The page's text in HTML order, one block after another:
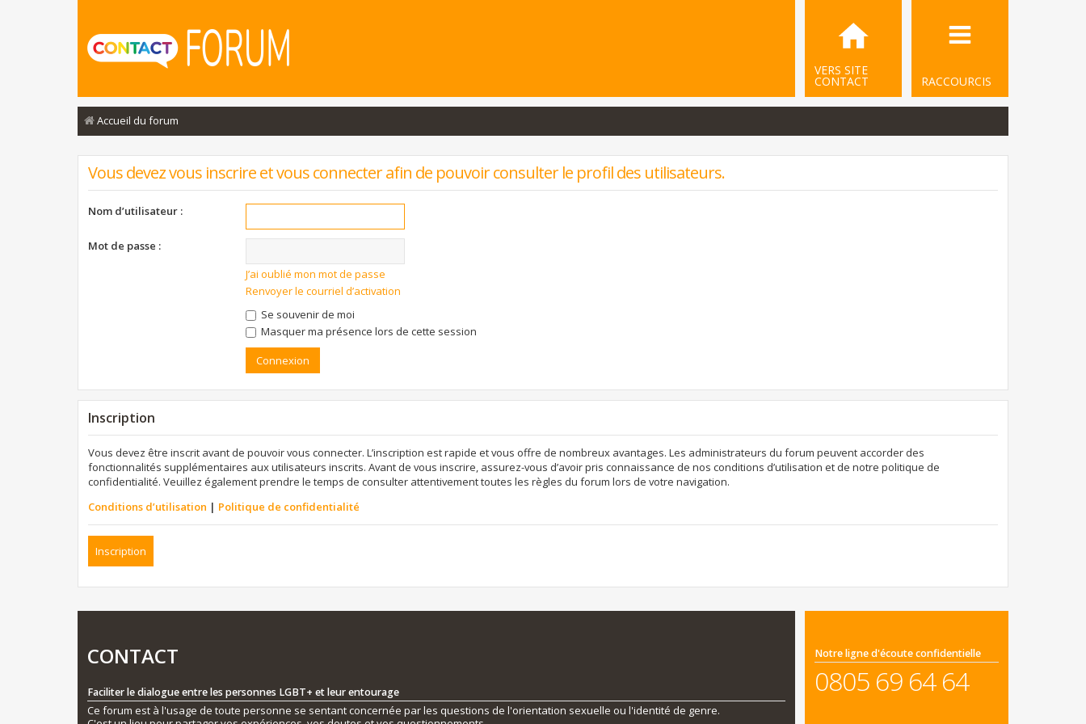
RACCOURCIS
VERS SITE
CONTACT
Accueil du forum
Vous devez vous inscrire et vous connecter afin de pouvoir consulter le profil des utilisateurs.
Nom d’utilisateur :
Mot de passe :
J’ai oublié mon mot de passe
Renvoyer le courriel d’activation
Se souvenir de moi
Masquer ma présence lors de cette session
Inscription
Vous devez être inscrit avant de pouvoir vous connecter. L’inscription est rapide et vous offre de nombreux avantages. Les administrateurs du forum peuvent accorder des
fonctionnalités supplémentaires aux utilisateurs inscrits. Avant de vous inscrire, assurez-vous d’avoir pris connaissance de nos conditions d’utilisation et de notre politique de
confidentialité. Veuillez également prendre le temps de consulter attentivement toutes les règles du forum lors de votre navigation.
Conditions d’utilisation | Politique de confidentialité
Inscription
CONTACT
Faciliter le dialogue entre les personnes LGBT+ et leur entourage
Ce forum est à l'usage de toute personne se sentant concernée par les questions de l'orientation sexuelle ou l'identité de genre.
Notre ligne d'écoute confidentielle
0805 69 64 64